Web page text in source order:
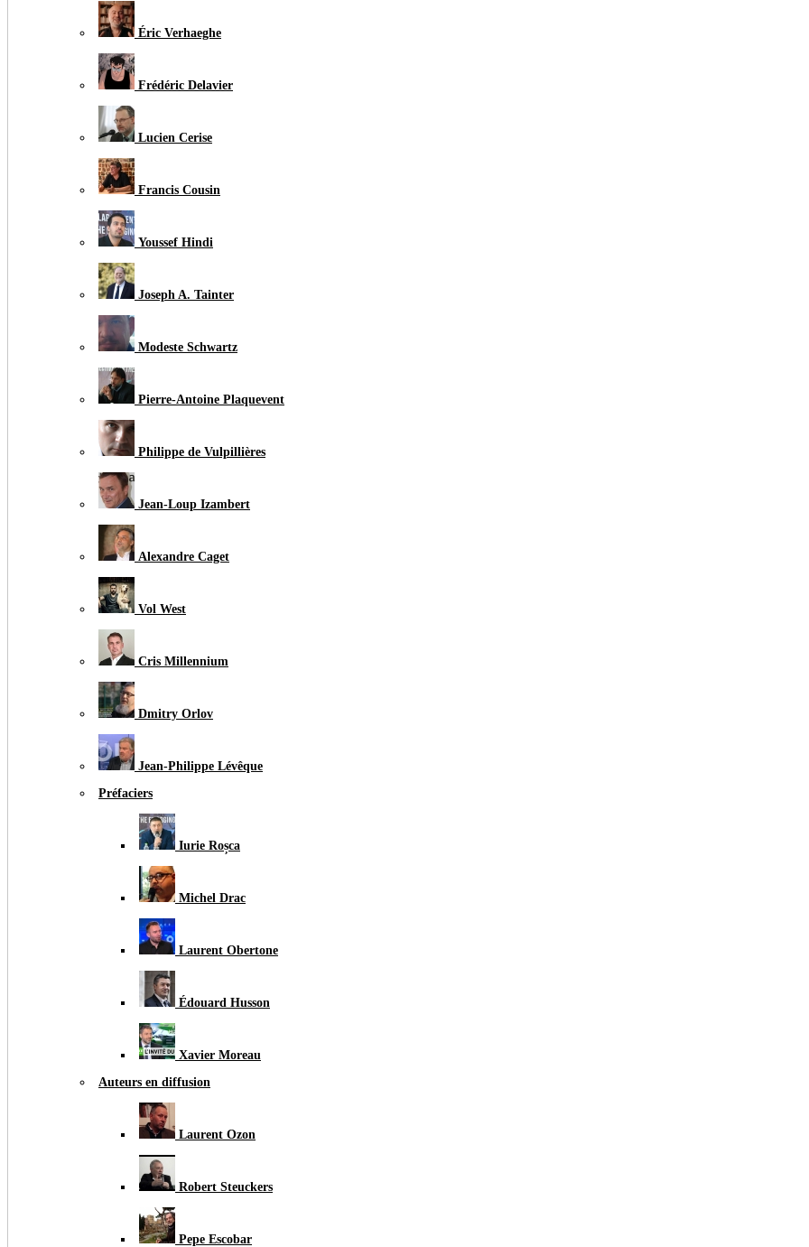
Éric Verhaeghe
Frédéric Delavier
Lucien Cerise
Francis Cousin
Youssef Hindi
Joseph A. Tainter
Modeste Schwartz
Pierre-Antoine Plaquevent
Philippe de Vulpillières
Jean-Loup Izambert
Alexandre Caget
Vol West
Cris Millennium
Dmitry Orlov
Jean-Philippe Lévêque
Préfaciers
Iurie Roșca
Michel Drac
Laurent Obertone
Édouard Husson
Xavier Moreau
Auteurs en diffusion
Laurent Ozon
Robert Steuckers
Pepe Escobar